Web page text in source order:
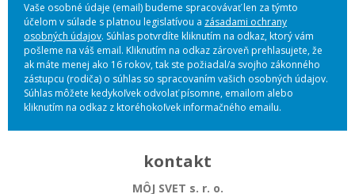
Vaše osobné údaje (email) budeme spracovávať len za týmto
účelom v súlade s platnou legislatívou a zásadami ochrany
osobných údajov. Súhlas potvrdíte kliknutím na odkaz, ktorý vám
pošleme na váš email. Kliknutím na odkaz zároveň prehlasujete, že
ak máte menej ako 16 rokov, tak ste požiadal/a svojho zákonného
zástupcu (rodiča) o súhlas so spracovaním vašich osobných údajov.
Súhlas môžete kedykoľvek odvolať písomne, emailom alebo
kliknutím na odkaz z ktoréhokoľvek informačného emailu.
kontakt
MÔJ SVET s. r. o.